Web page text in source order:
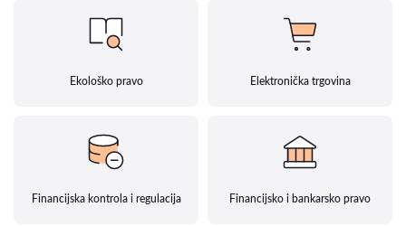
Ekološko pravo Elektronička trgovina
Financijska kontrola i regulacija Financijsko i bankarsko pravo